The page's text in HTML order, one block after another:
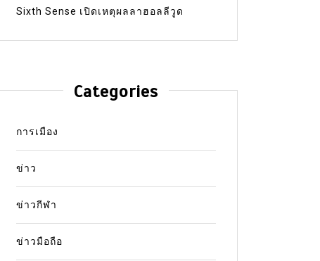
Sixth Sense เปิดเหตุผลลาฮอลลีวูด
Categories
การเมือง
ข่าว
ข่าวกีฬา
ข่าวมือถือ